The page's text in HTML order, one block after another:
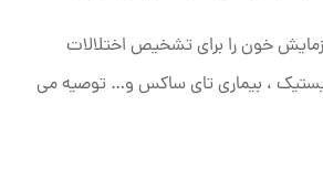
خون را برای تشخیص اختلالات
کیستیک ، بیماری تای ساکس و… توصیه می‌